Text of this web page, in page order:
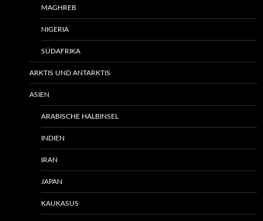
MAGHREB
NIGERIA
SÜDAFRIKA
ARKTIS UND ANTARKTIS
ASIEN
ARABISCHE HALBINSEL
INDIEN
IRAN
JAPAN
KAUKASUS